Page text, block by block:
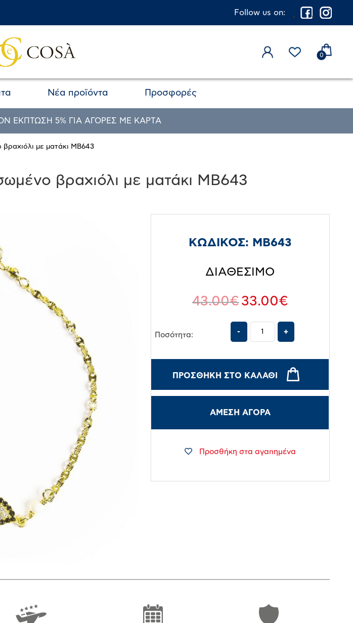
Follow us on:
0
Νέα προϊόντα Προσφορές
ΕΚΠΤΩΣΗ 5% ΓΙΑ ΑΓΟΡΕΣ ΜΕ ΚΑΡΤΑ
με ματάκι MB643
βραχιόλι με ματάκι MB643
ΚΩΔΙΚΟΣ: MB643
ΔΙΑΘΕΣΙΜΟ
43.00€33.00€
Ποσότητα:
ΠΡΟΣΘΉΚΗ ΣΤΟ ΚΑΛΆΘΙ
ΑΜΕΣΗ ΑΓΟΡΑ
Προσθήκη στα αγαπημένα